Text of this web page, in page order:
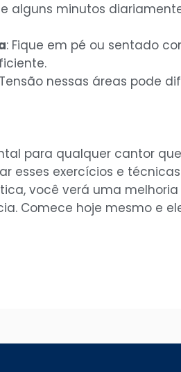
alguns minutos
: Fique em pé ou sentado
nessas áreas pode
para qualquer cantor
esses exercícios e
você verá uma
Comece hoje mesmo e